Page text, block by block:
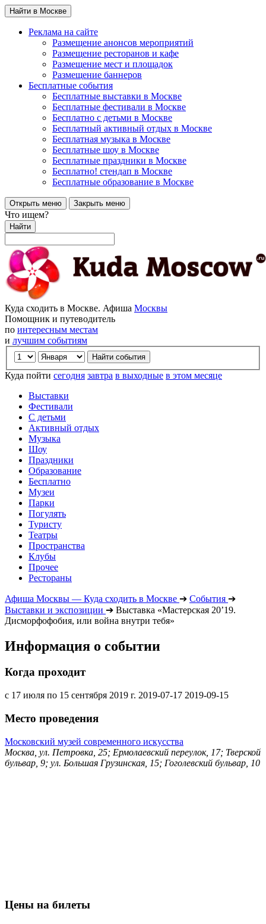
Найти в Москве
Реклама на сайте
Размещение анонсов мероприятий
Размещение ресторанов и кафе
Размещение мест и площадок
Размещение баннеров
Бесплатные события
Бесплатные выставки в Москве
Бесплатные фестивали в Москве
Бесплатно с детьми в Москве
Бесплатный активный отдых в Москве
Бесплатная музыка в Москве
Бесплатные шоу в Москве
Бесплатные праздники в Москве
Бесплатно! стендап в Москве
Бесплатные образование в Москве
Открыть меню Закрыть меню
Что ищем?
Найти
Куда сходить в Москве. Афиша Москвы
Помощник и путеводитель
по интересным местам
и лучшим событиям
Куда пойти сегодня завтра в выходные в этом месяце
Выставки
Фестивали
С детьми
Активный отдых
Музыка
Шоу
Праздники
Образование
Бесплатно
Музеи
Парки
Погулять
Туристу
Театры
Пространства
Клубы
Прочее
Рестораны
Афиша Москвы — Куда сходить в Москве ➔ События ➔
Выставки и экспозиции ➔ Выставка «Мастерская 20’19.
Дисморфофобия, или война внутри тебя»
Информация о событии
Когда проходит
с 17 июля по 15 сентября 2019 г. 2019-07-17 2019-09-15
Место проведения
Московский музей современного искусства
Москва, ул. Петровка, 25; Ермолаевский переулок, 17; Тверской
бульвар, 9; ул. Большая Грузинская, 15; Гоголевский бульвар, 10
Цены на билеты